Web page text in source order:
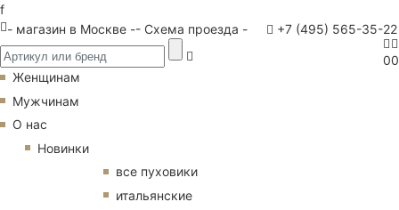
f
- магазин в Москве -- Схема проезда - +7 (495) 565-35-22
00
Женщинам
Мужчинам
О нас
Новинки
все пуховики
итальянские